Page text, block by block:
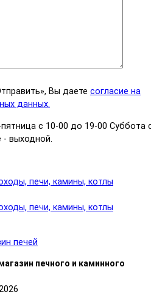
Вы даете согласие на
данных.
с 10-00 до 19-00 Суббота
- выходной.
печного и каминного